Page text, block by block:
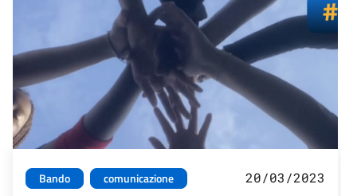
Bando comunicazione 20/03/2023